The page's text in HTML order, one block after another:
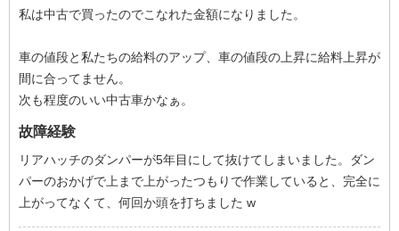
私は中古で買ったのでこなれた金額になりました。
車の値段と私たちの給料のアップ、車の値段の上昇に給料上昇が
間に合ってません。
次も程度のいい中古車かなぁ。
故障経験
リアハッチのダンパーが5年目にして抜けてしまいました。ダン
パーのおかげで上まで上がったつもりで作業していると、完全に
上がってなくて、何回か頭を打ちました w